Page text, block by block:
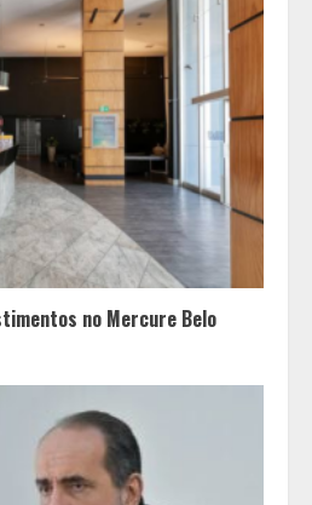
da Memória” resgata no
a história da população
do Palácio tem
de família no Dia dos
no Mercure Belo